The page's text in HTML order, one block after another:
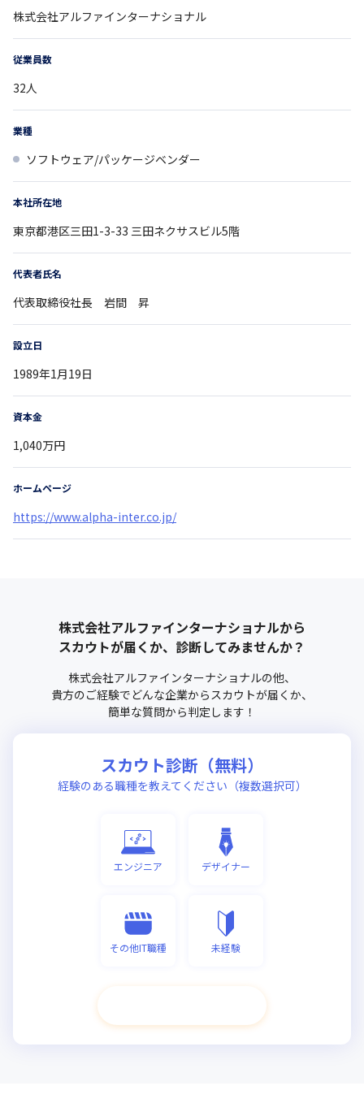
株式会社アルファインターナショナル
従業員数
32人
業種
ソフトウェア/パッケージベンダー
本社所在地
東京都港区三田1-3-33 三田ネクサスビル5階
代表者氏名
代表取締役社長 岩間 昇
設立日
1989年1月19日
資本金
1,040万円
ホームページ
https://www.alpha-inter.co.jp/
株式会社アルファインターナショナルから
スカウトが届くか、診断してみませんか？
株式会社アルファインターナショナルの他、
貴方のご経験でどんな企業からスカウトが届くか、
簡単な質問から判定します！
スカウト診断（無料）
経験のある職種を教えてください（複数選択可）
エンジニア デザイナー
その他IT職種 未経験